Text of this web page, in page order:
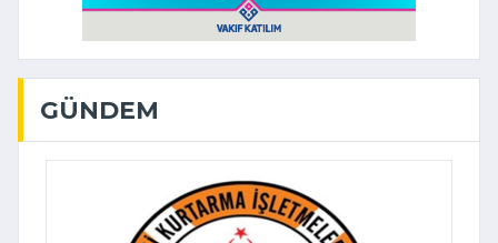
GÜNDEM